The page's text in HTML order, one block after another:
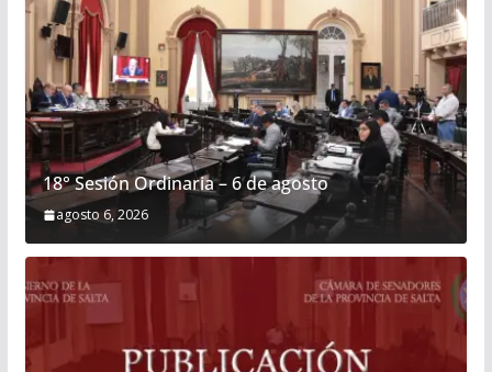
18° Sesión Ordinaria – 6 de agosto
agosto 6, 2026